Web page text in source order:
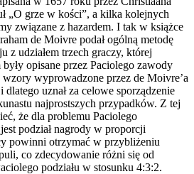
„O grze w kości”, a kilka kolejnych
związane z hazardem. I tak w książce
de Moivre podał ogólną metodę
z udziałem trzech graczy, której
opisane przez Paciolego zawody
wyprowadzone przez de Moivre’a
uznał za celowe sporządzenie
najprostszych przypadków. Z tej
że dla problemu Paciolego
podział nagrody w proporcji
powinni otrzymać w przybliżeniu
co zdecydowanie różni się od
podziału w stosunku 4:3:2.